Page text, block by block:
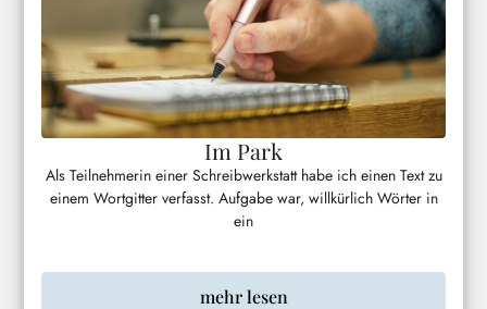
Im Park
Als Teilnehmerin einer Schreibwerkstatt habe ich einen Text zu
einem Wortgitter verfasst. Aufgabe war, willkürlich Wörter in
ein
mehr lesen